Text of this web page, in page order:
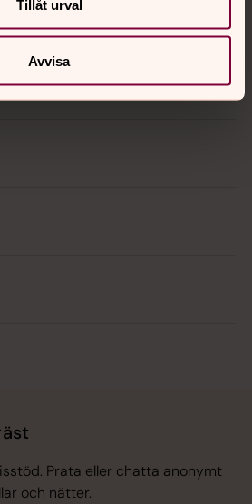
Tillåt urval
Avvisa
Prata eller chatta anonymt
och nätter.